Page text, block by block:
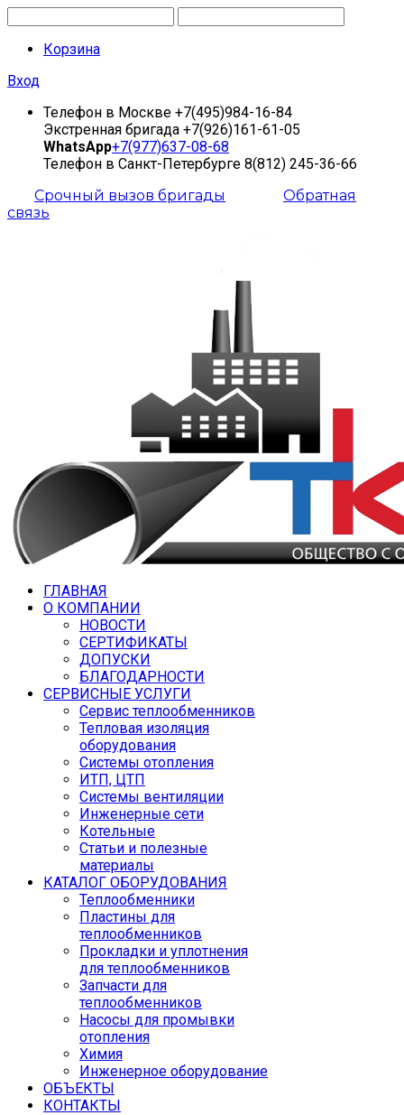
Корзина
Вход
Телефон в Москве +7(495)984-16-84
Экстренная бригада +7(926)161-61-05
WhatsApp+7(977)637-08-68
Телефон в Санкт-Петербурге 8(812) 245-36-66
Срочный вызов бригады
Обратная
связь
ГЛАВНАЯ
О КОМПАНИИ
НОВОСТИ
СЕРТИФИКАТЫ
ДОПУСКИ
БЛАГОДАРНОСТИ
СЕРВИСНЫЕ УСЛУГИ
Сервис теплообменников
Тепловая изоляция
оборудования
Системы отопления
ИТП, ЦТП
Системы вентиляции
Инженерные сети
Котельные
Статьи и полезные
материалы
КАТАЛОГ ОБОРУДОВАНИЯ
Теплообменники
Пластины для
теплообменников
Прокладки и уплотнения
для теплообменников
Запчасти для
теплообменников
Насосы для промывки
отопления
Химия
Инженерное оборудование
ОБЪЕКТЫ
КОНТАКТЫ